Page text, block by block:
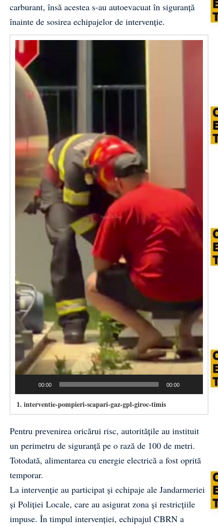
carburant, însă acestea s-au autoevacuat în siguranță
înainte de sosirea echipajelor de intervenție.
Video
Player
00:00 00:00
1. interventie-pompieri-scapari-gaz-gpl-giroc-timis
Pentru prevenirea oricărui risc, autoritățile au instituit
un perimetru de siguranță pe o rază de 100 de metri.
Totodată, alimentarea cu energie electrică a fost oprită
temporar.
La intervenție au participat și echipaje ale Jandarmeriei
și Poliției Locale, care au asigurat zona și restricțiile
impuse. În timpul intervenției, echipajul CBRN a